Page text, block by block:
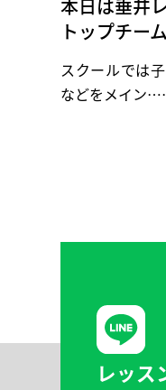
本日は垂井
トップチー
スクールでは
などをメイン
レッス